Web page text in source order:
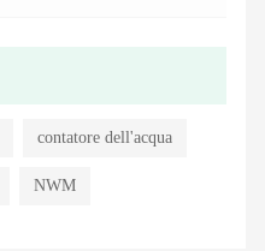
contatore dell'acqua
NWM